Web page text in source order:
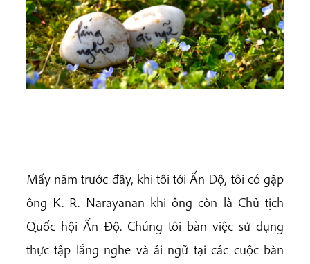
Mấy năm trước đây, khi tôi tới Ấn Độ, tôi có gặp
ông K. R. Narayanan khi ông còn là Chủ tịch
Quốc hội Ấn Độ. Chúng tôi bàn việc sử dụng
thực tập lắng nghe và ái ngữ tại các cuộc bàn